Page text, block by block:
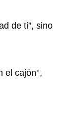
de ti”, sino
elcajón°,